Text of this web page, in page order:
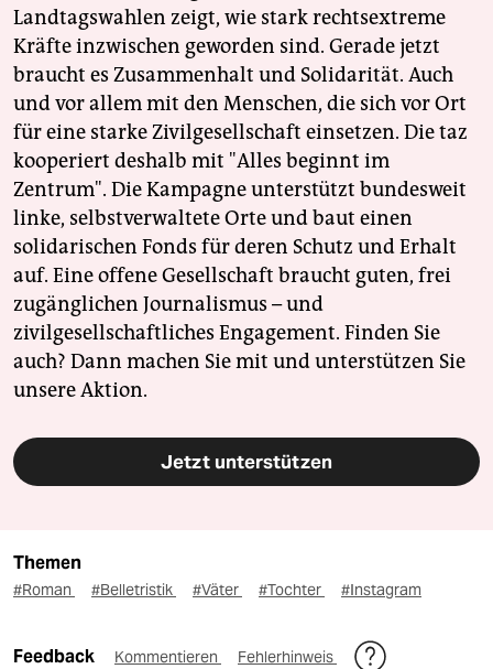
Landtagswahlen zeigt, wie stark rechtsextreme
Kräfte inzwischen geworden sind. Gerade jetzt
braucht es Zusammenhalt und Solidarität. Auch
und vor allem mit den Menschen, die sich vor Ort
für eine starke Zivilgesellschaft einsetzen. Die taz
kooperiert deshalb mit "Alles beginnt im
Zentrum". Die Kampagne unterstützt bundesweit
linke, selbstverwaltete Orte und baut einen
solidarischen Fonds für deren Schutz und Erhalt
auf. Eine offene Gesellschaft braucht guten, frei
zugänglichen Journalismus – und
zivilgesellschaftliches Engagement. Finden Sie
auch? Dann machen Sie mit und unterstützen Sie
unsere Aktion.
Jetzt unterstützen
Themen
#Roman #Belletristik #Väter #Tochter #Instagram
Feedback Kommentieren Fehlerhinweis